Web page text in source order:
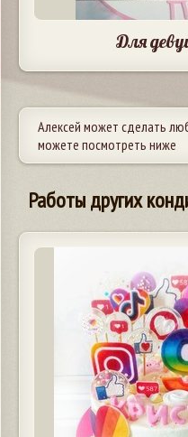
Для
Алексей может сделать
можете посмотреть ниже
Работы других